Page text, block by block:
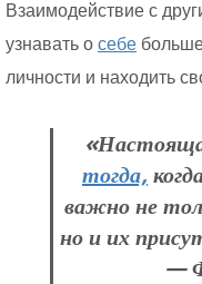
Взаимодействие с
узнавать о себе
личности и находить
тогда,
важно не
но и их
—